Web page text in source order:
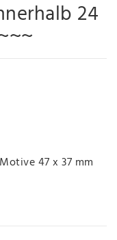
24
47 x 37 mm